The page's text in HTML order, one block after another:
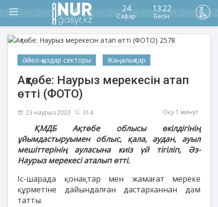
24
Сафар
13:22
Бесін
Әйел-қыздар секторы Жаңалықтар
Ақтөбе: Наурыз мерекесін атап
өтті (ФОТО)
23 наурыз 2023 314 Оқу 1 минут
ҚМДБ Ақтөбе облысы өкілдігінің
ұйымдастыруымен облыс, қала, аудан, ауыл
мешіттерінің ауласына киіз үй тігіліп, Әз-
Наурыз мерекесі аталып өтті.
Іс-шарада қонақтар мен жамағат мереке
құрметіне дайындалған дастарханнан дәм
татты.